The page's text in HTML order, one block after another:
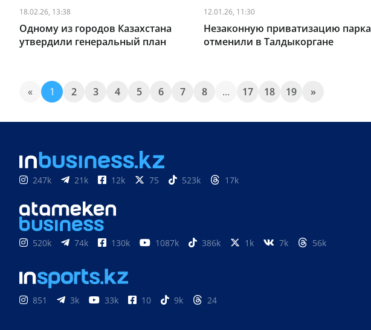
18.02.26, 13:38
Одному из городов Казахстана
утвердили генеральный план
12.01.26, 11:30
Незаконную приватизацию парка
отменили в Талдыкоргане
« 1 2 3 4 5 6 7 8 ... 17 18 19 »
247k 21k 12k 75 523k 17k
520k 74k 130k 1087k 386k 1k 7k 56k
851 3k 33k 10 9k 24